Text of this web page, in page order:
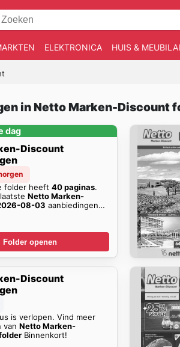
ELEKTRONICA HUIS &
in Netto Marken-Discount
dag
Discount
folder heeft 40 paginas.
Netto Marken-
08-03 aanbiedingen
Folder openen
Discount
is verlopen. Vind meer
van Netto Marken-
Binnenkort!